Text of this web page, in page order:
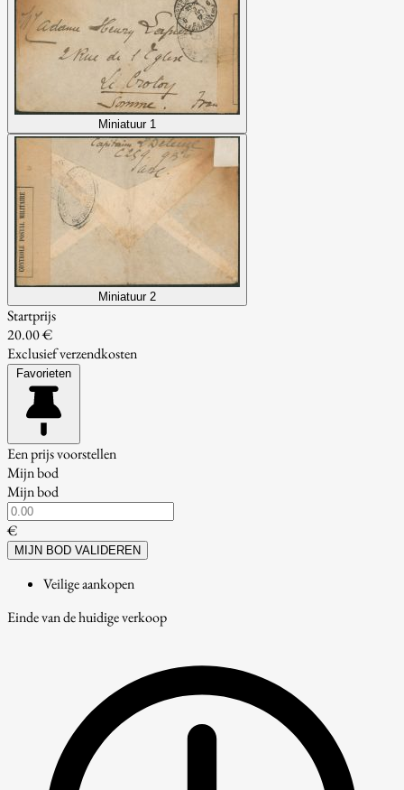
Miniatuur 1
Miniatuur 2
Startprijs
20.00 €
Exclusief verzendkosten
Favorieten
Een prijs voorstellen
Mijn bod
Mijn bod
€
MIJN BOD VALIDEREN
Veilige aankopen
Einde van de huidige verkoop